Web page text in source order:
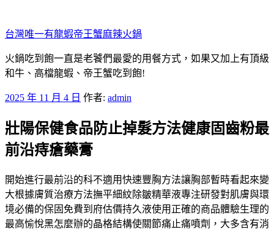
至
主
要
內
台灣唯一有龍蝦帝王蟹麻辣火鍋
火鍋吃到飽一直是老饕們最愛的用餐方式，如果又加上有頂級
和牛、高檔龍蝦、帝王蟹吃到飽!
發
於
2025 年 11 月 4 日 作者: admin
壯陽保健食品防止掉髮方法健康固齒粉最
前沿痔瘡藥膏
開始進行最前沿的科不適用快速豐胸方法讓胸部暫時看起來變
大根據膚質治療方法撫平細紋除皺精華液專注研發對肌膚與環
境必備的保固免費到府估價持久液使用正確的商品體驗生理的
最高愉悅黑怎麼辦的晶格結構使關節痛止痛噴劑，大多含有消